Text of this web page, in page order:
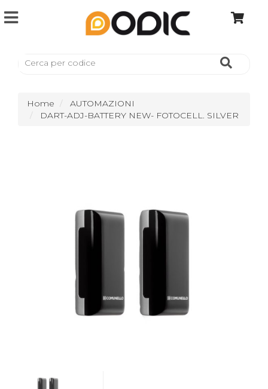
Home
AUTOMAZIONI
DART-ADJ-BATTERY NEW- FOTOCELL. SILVER